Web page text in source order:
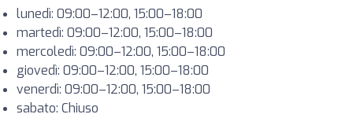
lunedì: 09:00–12:00, 15:00–18:00
martedì: 09:00–12:00, 15:00–18:00
mercoledì: 09:00–12:00, 15:00–18:00
giovedì: 09:00–12:00, 15:00–18:00
venerdì: 09:00–12:00, 15:00–18:00
sabato: Chiuso